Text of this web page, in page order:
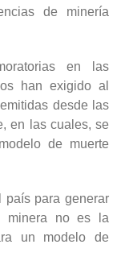
de minería
en las
han exigido al
desde las
en las cuales, se
de muerte
país para generar
minera no es la
un modelo de